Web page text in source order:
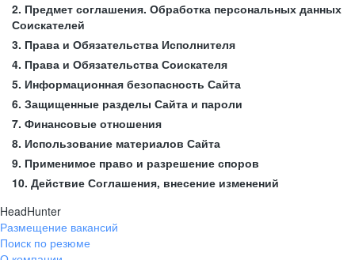
2. Предмет соглашения. Обработка персональных данных
Соискателей
3. Права и Обязательства Исполнителя
4. Права и Обязательства Соискателя
5. Информационная безопасность Сайта
6. Защищенные разделы Сайта и пароли
7. Финансовые отношения
8. Использование материалов Сайта
9. Применимое право и разрешение споров
10. Действие Соглашения, внесение изменений
HeadHunter
Размещение вакансий
Поиск по резюме